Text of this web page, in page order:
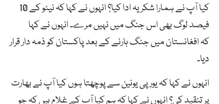
کیا آپ نے ہمارا شکریہ ادا کیا؟ انہوں نے کہا کہ نیٹو کے 10
فیصد لوگ بھی اس جنگ میں نہیں مرے۔ انہوں نے کہا
کہ افغانستان میں جنگ ہارنے کے بعد پاکستان کو ذمہ دار قرار
دیا۔
انہوں نے کہا کہ یورپی یونین سے پوچھتا ہوں کیا آپ نے بھارت
پر تنقید کی؟ انہوں نے کہا کہ ہم کیا آپ کے غلام ہیں کہ جو